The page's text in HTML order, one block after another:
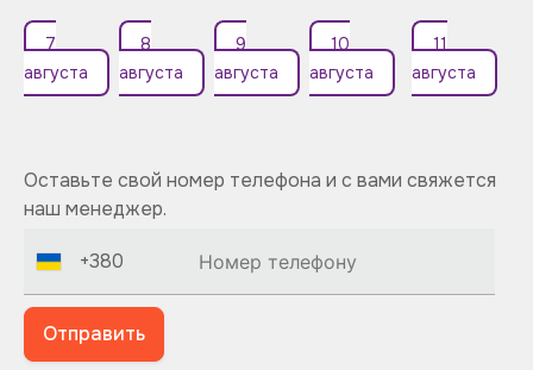
7
августа
8
августа
9
августа
10
августа
11
августа
Оставьте свой номер телефона и с вами свяжется
наш менеджер.
+380
Отправить